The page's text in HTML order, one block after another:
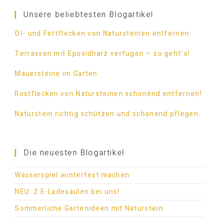
Unsere beliebtesten Blogartikel
Öl- und Fettflecken von Natursteinen entfernen
Terrassen mit Epoxidharz verfugen – so geht´s!
Mauersteine im Garten.
Rostflecken von Natursteinen schonend entfernen!
Naturstein richtig schützen und schonend pflegen.
Die neuesten Blogartikel
Wasserspiel winterfest machen
NEU: 2 E-Ladesäulen bei uns!
Sommerliche Gartenideen mit Naturstein